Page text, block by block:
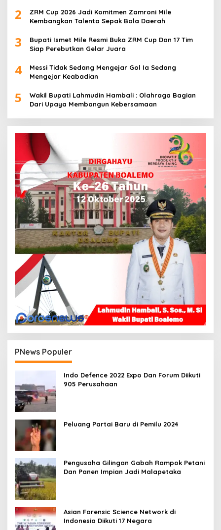
2
ZRM Cup 2026 Jadi Komitmen Zamroni Mile
Kembangkan Talenta Sepak Bola Daerah
3
Bupati Ismet Mile Resmi Buka ZRM Cup Dan 17 Tim
Siap Perebutkan Gelar Juara
4
Messi Tidak Sedang Mengejar Gol Ia Sedang
Mengejar Keabadian
5
Wakil Bupati Lahmudin Hambali : Olahraga Bagian
Dari Upaya Membangun Kebersamaan
PNews Populer
Indo Defence 2022 Expo Dan Forum Diikuti
905 Perusahaan
Peluang Partai Baru di Pemilu 2024
Pengusaha Gilingan Gabah Rampok Petani
Dan Panen Impian Jadi Malapetaka
Asian Forensic Science Network di
Indonesia Diikuti 17 Negara